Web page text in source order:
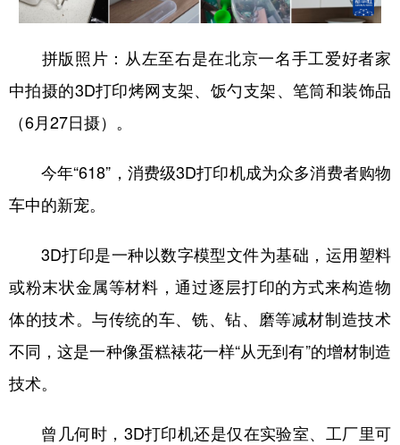
拼版照片：从左至右是在北京一名手工爱好者家
中拍摄的3D打印烤网支架、饭勺支架、笔筒和装饰品
（6月27日摄）。
今年“618”，消费级3D打印机成为众多消费者购物
车中的新宠。
3D打印是一种以数字模型文件为基础，运用塑料
或粉末状金属等材料，通过逐层打印的方式来构造物
体的技术。与传统的车、铣、钻、磨等减材制造技术
不同，这是一种像蛋糕裱花一样“从无到有”的增材制造
技术。
曾几何时，3D打印机还是仅在实验室、工厂里可